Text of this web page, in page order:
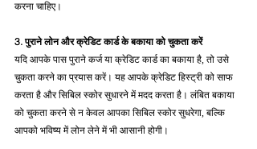
करना चाहिए।
3. पुराने लोन और क्रेडिट कार्ड के बकाया को चुकता करें
यदि आपके पास पुराने कर्ज या क्रेडिट कार्ड का बकाया है, तो उसे
चुकता करने का प्रयास करें। यह आपके क्रेडिट हिस्ट्री को साफ
करता है और सिबिल स्कोर सुधारने में मदद करता है। लंबित बकाया
को चुकता करने से न केवल आपका सिबिल स्कोर सुधरेगा, बल्कि
आपको भविष्य में लोन लेने में भी आसानी होगी।